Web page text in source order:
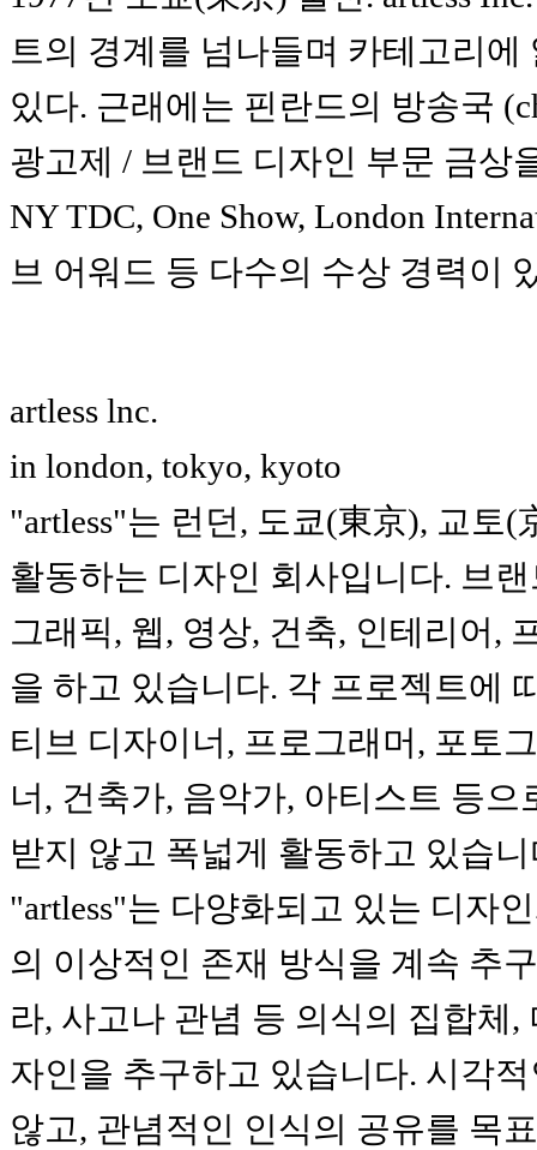
트의 경계를 넘나들며 카테고리
있다. 근래에는 핀란드의 방송국
광고제 / 브랜드 디자인 부문 금상
NY TDC, One Show, London
브 어워드 등 다수의 수상 경력이
artless lnc.
in london, tokyo, kyoto
"artless"는 런던, 도쿄(東京), 교토
활동하는 디자인 회사입니다. 브
그래픽, 웹, 영상, 건축, 인테리어,
을 하고 있습니다. 각 프로젝트에
티브 디자이너, 프로그래머, 포토
너, 건축가, 음악가, 아티스트 등
받지 않고 폭넓게 활동하고 있습니
"artless"는 다양화되고 있는 디자
의 이상적인 존재 방식을 계속 추
라, 사고나 관념 등 의식의 집합체
자인을 추구하고 있습니다. 시각
않고, 관념적인 인식의 공유를 목